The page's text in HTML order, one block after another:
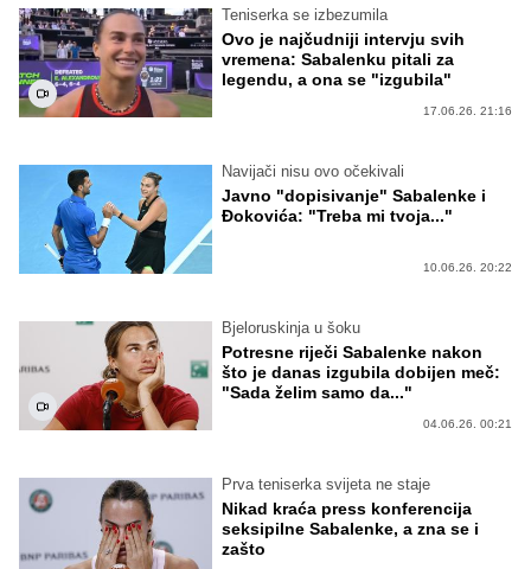
Teniserka se izbezumila
Ovo je najčudniji intervju svih
vremena: Sabalenku pitali za
legendu, a ona se "izgubila"
17.06.26. 21:16
Navijači nisu ovo očekivali
Javno "dopisivanje" Sabalenke i
Đokovića: "Treba mi tvoja..."
10.06.26. 20:22
Bjeloruskinja u šoku
Potresne riječi Sabalenke nakon
što je danas izgubila dobijen meč:
"Sada želim samo da..."
04.06.26. 00:21
Prva teniserka svijeta ne staje
Nikad kraća press konferencija
seksipilne Sabalenke, a zna se i
zašto